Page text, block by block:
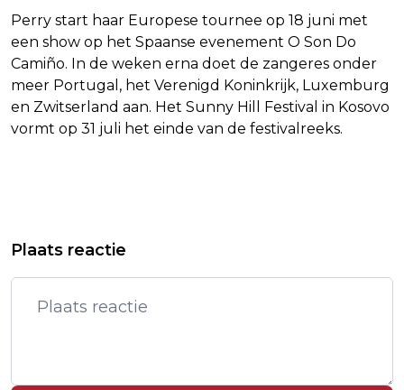
Perry start haar Europese tournee op 18 juni met
een show op het Spaanse evenement O Son Do
Camiño. In de weken erna doet de zangeres onder
meer Portugal, het Verenigd Koninkrijk, Luxemburg
en Zwitserland aan. Het Sunny Hill Festival in Kosovo
vormt op 31 juli het einde van de festivalreeks.
OOSTFLANK EU MOET SNEL
IRAN KONDIGT EINDE AAN VAN
AANVALLEN OP ISRAËL
Plaats reactie